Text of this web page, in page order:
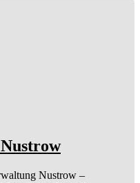
Nustrow –